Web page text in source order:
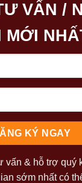
VẤN /
MỚI
vấn & hỗ trợ quý
sớm nhất có